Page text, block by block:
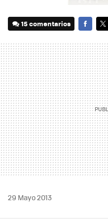
15 comentarios
29 Mayo 2013